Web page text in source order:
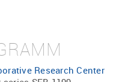
Research Center